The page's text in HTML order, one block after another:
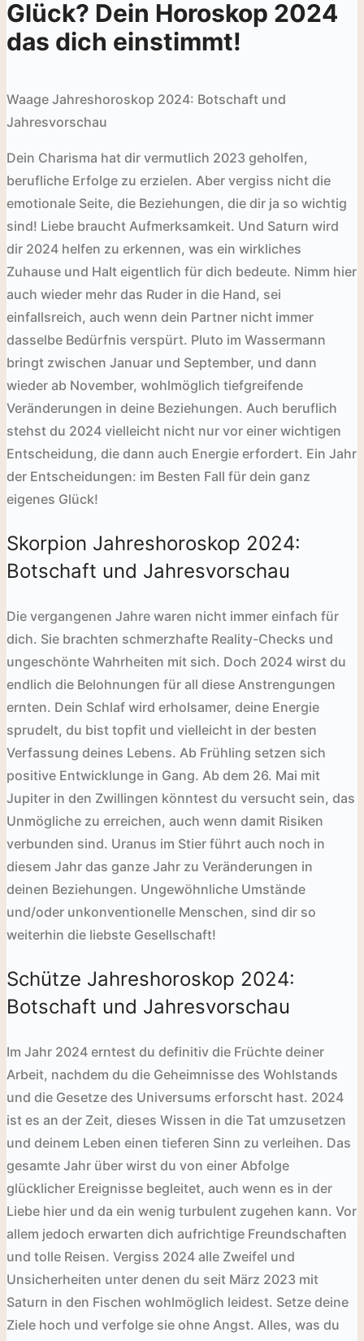
Glück? Dein Horoskop 2024
das dich einstimmt!
Waage Jahreshoroskop 2024: Botschaft und
Jahresvorschau
Dein Charisma hat dir vermutlich 2023 geholfen,
berufliche Erfolge zu erzielen. Aber vergiss nicht die
emotionale Seite, die Beziehungen, die dir ja so wichtig
sind! Liebe braucht Aufmerksamkeit. Und Saturn wird
dir 2024 helfen zu erkennen, was ein wirkliches
Zuhause und Halt eigentlich für dich bedeute. Nimm hier
auch wieder mehr das Ruder in die Hand, sei
einfallsreich, auch wenn dein Partner nicht immer
dasselbe Bedürfnis verspürt. Pluto im Wassermann
bringt zwischen Januar und September, und dann
wieder ab November, wohlmöglich tiefgreifende
Veränderungen in deine Beziehungen. Auch beruflich
stehst du 2024 vielleicht nicht nur vor einer wichtigen
Entscheidung, die dann auch Energie erfordert. Ein Jahr
der Entscheidungen: im Besten Fall für dein ganz
eigenes Glück!
Skorpion Jahreshoroskop 2024:
Botschaft und Jahresvorschau
Die vergangenen Jahre waren nicht immer einfach für
dich. Sie brachten schmerzhafte Reality-Checks und
ungeschönte Wahrheiten mit sich. Doch 2024 wirst du
endlich die Belohnungen für all diese Anstrengungen
ernten. Dein Schlaf wird erholsamer, deine Energie
sprudelt, du bist topfit und vielleicht in der besten
Verfassung deines Lebens. Ab Frühling setzen sich
positive Entwicklunge in Gang. Ab dem 26. Mai mit
Jupiter in den Zwillingen könntest du versucht sein, das
Unmögliche zu erreichen, auch wenn damit Risiken
verbunden sind. Uranus im Stier führt auch noch in
diesem Jahr das ganze Jahr zu Veränderungen in
deinen Beziehungen. Ungewöhnliche Umstände
und/oder unkonventionelle Menschen, sind dir so
weiterhin die liebste Gesellschaft!
Schütze Jahreshoroskop 2024:
Botschaft und Jahresvorschau
Im Jahr 2024 erntest du definitiv die Früchte deiner
Arbeit, nachdem du die Geheimnisse des Wohlstands
und die Gesetze des Universums erforscht hast. 2024
ist es an der Zeit, dieses Wissen in die Tat umzusetzen
und deinem Leben einen tieferen Sinn zu verleihen. Das
gesamte Jahr über wirst du von einer Abfolge
glücklicher Ereignisse begleitet, auch wenn es in der
Liebe hier und da ein wenig turbulent zugehen kann. Vor
allem jedoch erwarten dich aufrichtige Freundschaften
und tolle Reisen. Vergiss 2024 alle Zweifel und
Unsicherheiten unter denen du seit März 2023 mit
Saturn in den Fischen wohlmöglich leidest. Setze deine
Ziele hoch und verfolge sie ohne Angst. Alles, was du